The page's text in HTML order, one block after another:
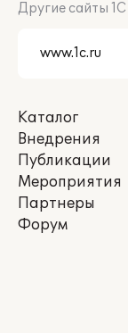
Другие сайты 1С
Каталог
Внедрения
Публикации
Мероприятия
Партнеры
Форум